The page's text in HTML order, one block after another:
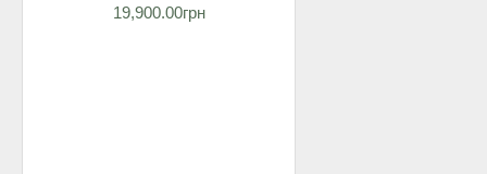
19,900.00грн